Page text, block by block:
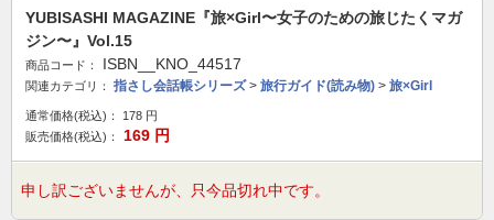
YUBISASHI MAGAZINE『旅×Girl〜女子のための旅じたくマガ
ジン〜』Vol.15
商品コード： ISBN__KNO_44517
関連カテゴリ： 指さし会話帳シリーズ> 旅行ガイド(読み物) > 旅×Girl
通常価格(税込)： 178 円
販売価格(税込)：
169 円
申し訳ございませんが、只今品切れ中です。